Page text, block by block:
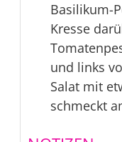
Basilikum-
Kresse
und links
Salat mit
schmeckt